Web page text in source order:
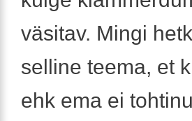
väsitav. Mingi
selline teema, et
ehk ema ei